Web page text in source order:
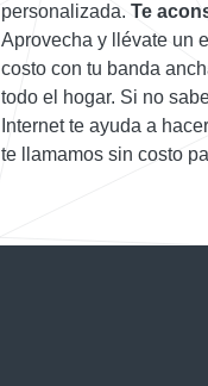
personalizada. Te
Aprovecha y llévate un
costo con tu banda
todo el hogar. Si no
Internet te ayuda a
te llamamos sin costo